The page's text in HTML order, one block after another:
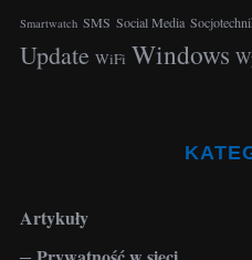
Smartwatch SMS Social Media
Update WiFi Windows
Artykuły
h
f